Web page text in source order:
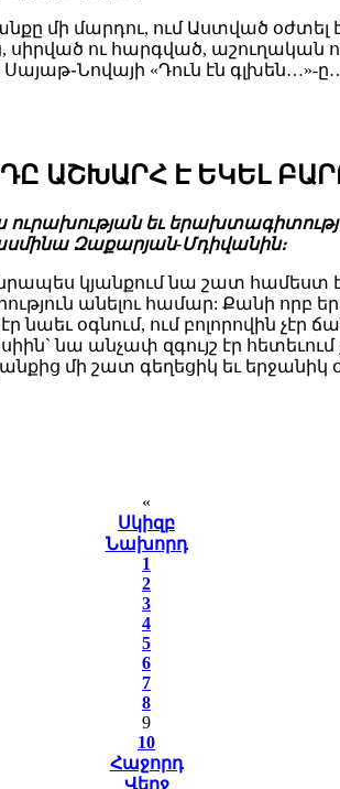
մի մարդու, ում Աստված
սիրված ու հարգված,
«Դուն էն գլխեն…»-
ԱՇԽԱՐՀ Է ԵԿԵԼ
ուրախության եւ
Զաքարյան-Մդիվանին։
կյանքում նա շատ համեստ
անելու համար: Քանի որբ
օգնում, ում բոլորովին չէր
նա անչափ զգույշ էր
մի շատ գեղեցիկ եւ երջանիկ
«
Սկիզբ
Նախորդ
1
2
3
4
5
6
7
8
9
10
Հաջորդ
Վերջ